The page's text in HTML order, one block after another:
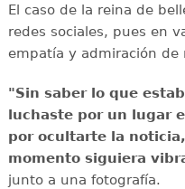
El caso de la reina de
redes sociales, pues en
empatía y admiración de
"Sin saber lo que
luchaste por un lugar
por ocultarte la
momento siguiera
junto a una fotografía.